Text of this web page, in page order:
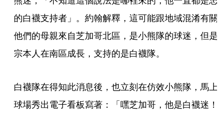
的白襪支持者」。約翰解釋，這可能跟地域混淆有關
他們的母親來自芝加哥北區，是小熊隊的球迷，但是
宗本人在南區成長，支持的是白襪隊。
白襪隊在得知此消息後，也立刻在仿效小熊隊，馬上
球場秀出電子看板寫著：「嘿芝加哥，他是白襪迷！